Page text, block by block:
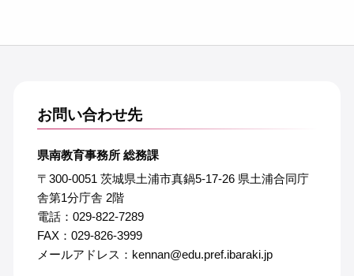
お問い合わせ先
県南教育事務所 総務課
〒300-0051 茨城県土浦市真鍋5-17-26 県土浦合同庁
舎第1分庁舎 2階
電話：029-822-7289
FAX：029-826-3999
メールアドレス：kennan@edu.pref.ibaraki.jp